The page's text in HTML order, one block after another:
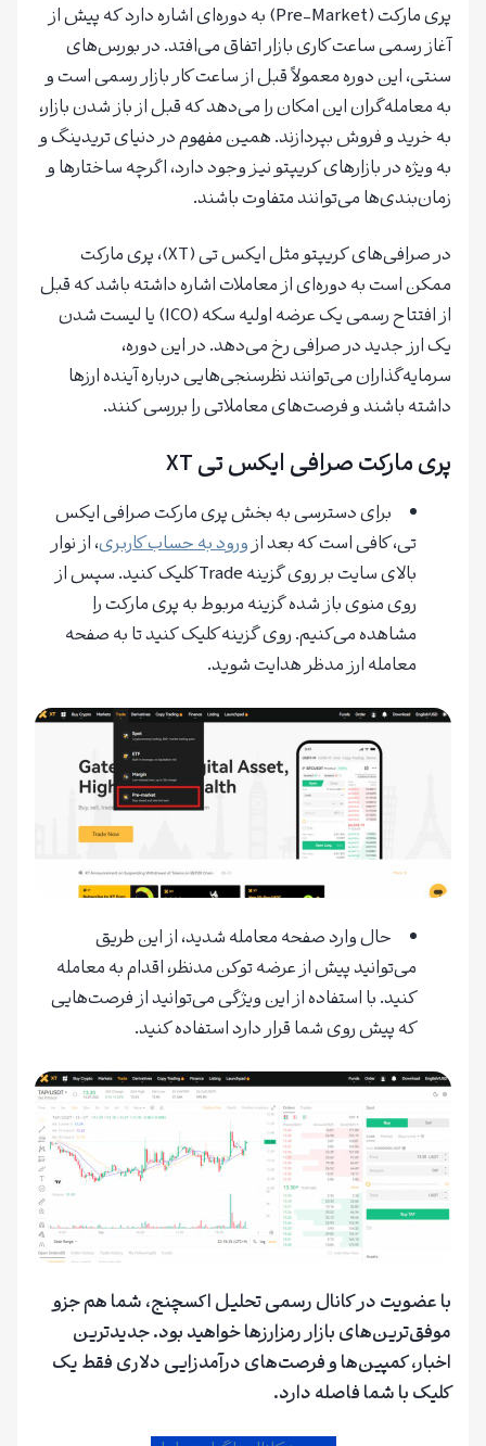
پری مارکت (Pre-Market) به دوره‌ای اشاره دارد که پیش از
آغاز رسمی ساعت کاری بازار اتفاق می‌افتد. در بورس‌های
سنتی، این دوره معمولاً قبل از ساعت کار بازار رسمی است و
به معامله‌گران این امکان را می‌دهد که قبل از باز شدن بازار،
به خرید و فروش بپردازند. همین مفهوم در دنیای تریدینگ و
به ویژه در بازارهای کریپتو نیز وجود دارد، اگرچه ساختارها و
زمان‌بندی‌ها می‌توانند متفاوت باشند.
در صرافی‌های کریپتو مثل ایکس تی (XT)، پری مارکت
ممکن است به دوره‌ای از معاملات اشاره داشته باشد که قبل
از افتتاح رسمی یک عرضه اولیه سکه (ICO) یا لیست شدن
یک ارز جدید در صرافی رخ می‌دهد. در این دوره،
سرمایه‌گذاران می‌توانند نظرسنجی‌هایی درباره آینده ارزها
داشته باشند و فرصت‌های معاملاتی را بررسی کنند.
پری مارکت صرافی ایکس تی XT
برای دسترسی به بخش پری مارکت صرافی ایکس
تی، کافی است که بعد ازورود به حساب کاربری، از نوار
بالای سایت بر روی گزینه Trade کلیک کنید. سپس از
روی منوی باز شده گزینه مربوط به پری مارکت را
مشاهده می‌کنیم. روی گزینه کلیک کنید تا به صفحه
معامله ارز مدظر هدایت شوید.
حال وارد صفحه معامله شدید، از این طریق
می‌توانید پیش از عرضه توکن مدنظر، اقدام به معامله
کنید. با استفاده از این ویژگی می‌توانید از فرصت‌هایی
که پیش روی شما قرار دارد استفاده کنید.
با عضویت در کانال رسمی تحلیل اکسچنج، شما هم جزو
موفق‌ترین‌های بازار رمزارزها خواهید بود. جدیدترین
اخبار، کمپین‌ها و فرصت‌های درآمدزایی دلاری فقط یک
کلیک با شما فاصله دارد.